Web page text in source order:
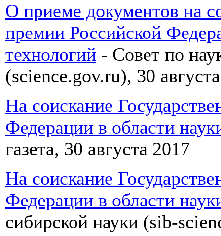
О приеме документов на
премии Российской
технологий - Совет по
(science.gov.ru), 30
На соискание
Федерации в области
газета, 30 августа 2017
На соискание
Федерации в области
сибирской науки (sib-